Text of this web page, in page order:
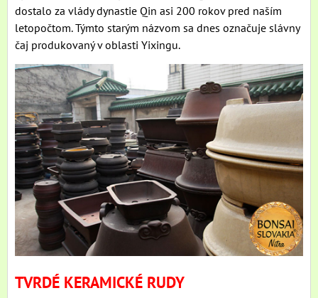
dostalo za vlády dynastie Qin asi 200 rokov pred naším
letopočtom. Týmto starým názvom sa dnes označuje slávny
čaj produkovaný v oblasti Yixingu.
TVRDÉ KERAMICKÉ RUDY